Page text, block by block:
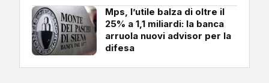
Mps, l’utile balza di oltre il
25% a 1,1 miliardi: la banca
arruola nuovi advisor per la
difesa